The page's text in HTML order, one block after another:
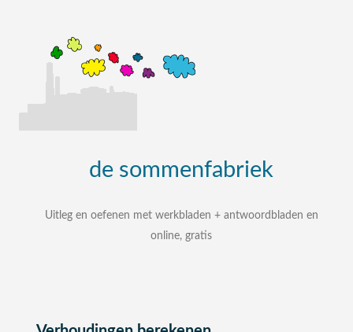
de sommenfabriek
Uitleg en oefenen met werkbladen + antwoordbladen en
online, gratis